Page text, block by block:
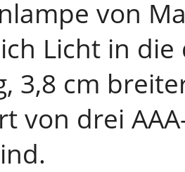
von
Licht in die
3,8 cm
von drei